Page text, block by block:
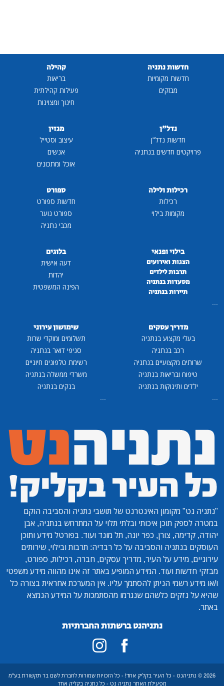
חדשות נתניה
חדשות מקומיות
מבזקים
קהילה
בריאות
פעילות קהילתית
חינוך ומצוינות
נדל"ן
חדשות נדל"ן
פרויקטים חדשים בנתניה
מגזין
עיצוב וסטייל
אנשים
אוכל ומתכונים
רכילות ולילה
רכילות
מקומות בילוי
ספורט
חדשות ספורט
ספורט נוער
מכבי נתניה
בילוי ופנאי
הצגות ואירועים
תרבות לילדים
מסעדות בנתניה
תיירות בנתניה
...
בלוגים
דעה אישית
יהדות
הפינה המשפטית
מדריך עסקים
בעלי מקצוע בנתניה
רכב בנתניה
שרותים מקצועיים בנתניה
טיפוח ובריאות בנתניה
ילדים ותינוקות בנתניה
...
שימושון עירוני
תשלומים ומוקדי שרות
סניפי דואר בנתניה
רשימת טלפונים חיוניים
משרדי ממשלה בנתניה
בנקים בנתניה
...
"נתניה נט" מקומון האינטרנט של תושבי נתניה והסביבה הוקם
במטרה לספק תוכן איכותי ובלתי תלוי על המתרחש בנתניה, אבן
יהודה, קדימה, צורן, כפר יונה, תל מונד ועוד. בפורטל מידע ותוכן
העוסקים בנתניה והסביבה על כל רבדיה: תרבות ובילוי, שירותים
עירוניים, מידע על העיר, מדריך עסקים, חברה, רכילות, ספורט,
מבזקי חדשות ועוד. המידע המופיע באתר זה אינו מהווה מידע משפטי
ו/או מידע רשמי הניתן להסתמך עליו. אין המערכת אחראית בצורה כל
שהיא על נזקים כלשהם שנגרמו מהסתמכות על המידע הנמצא
באתר.
נתניהנט ברשתות החברתיות
2026 © נתניהנט - כל העיר בקליק אחד! - כל הזכויות שמורות לחברת לשם בר תקשורת בע"מ
מפעילת האתר נתניה נט - כל נתניה בקליק אחד